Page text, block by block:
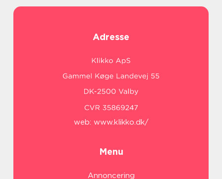
Adresse
web: www.klikko.dk/
Menu
Annoncering